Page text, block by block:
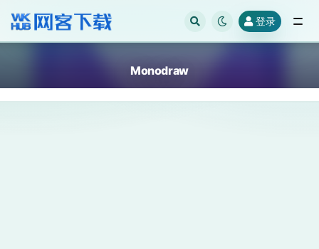
登录
Monodraw
全部